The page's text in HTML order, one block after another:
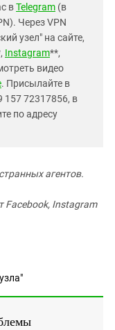
вTelegram (в
Через VPN
узел" на сайте,
Instagram**,
видео
. Присылайте в
157 72317856, в
по адресу
агентов.
Facebook, Instagram